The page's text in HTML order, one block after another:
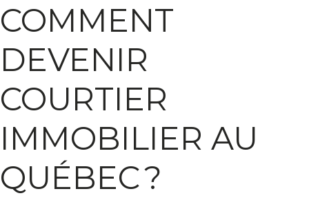
COMMENT
DEVENIR
COURTIER
IMMOBILIER AU
QUÉBEC ?